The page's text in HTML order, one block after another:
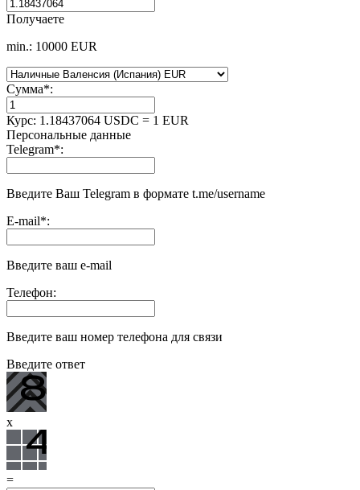
Получаете
min.: 10000 EUR
Сумма*:
Курс: 1.18437064 USDC = 1 EUR
Персональные данные
Telegram*:
Введите Ваш Telegram в формате t.me/username
E-mail*:
Введите ваш e-mail
Телефон:
Введите ваш номер телефона для связи
Введите ответ
x
=